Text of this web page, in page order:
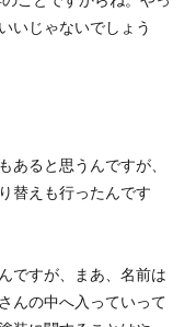
いじゃないでしょう
あると思うんですが、
替えも行ったんです
ですが、まあ、名前は
んの中へ入っていって